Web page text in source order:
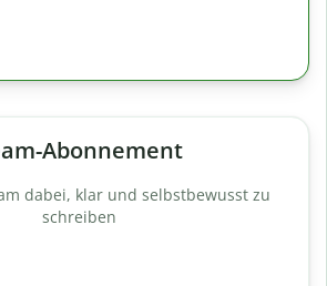
Abonnement
dabei, klar und selbstbewusst zu
schreiben